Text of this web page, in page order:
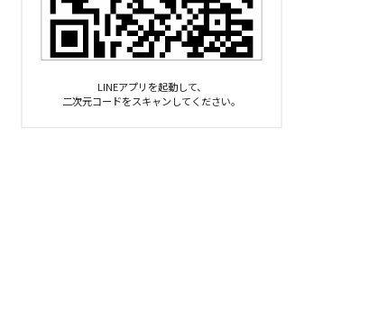
LINEアプリを起動して、
二次元コードをスキャンしてください。